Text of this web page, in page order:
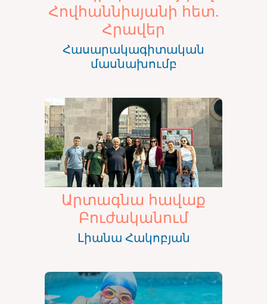
Հովհաննիսյանի հետ.
Հրավեր
Հասարակագիտական
մասնախումբ
Արտագնա հավաք
Բուժականում
Լիանա Հակոբյան